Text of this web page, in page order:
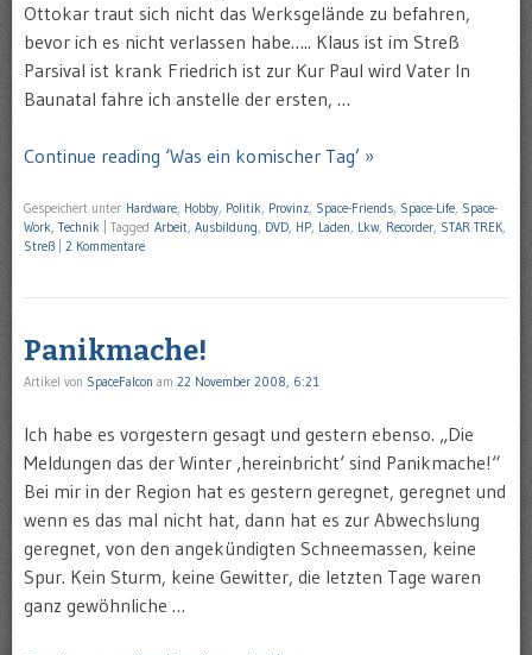
Ottokar traut sich nicht das Werksgelände zu befahren,
bevor ich es nicht verlassen habe….. Klaus ist im Streß
Parsival ist krank Friedrich ist zur Kur Paul wird Vater In
Baunatal fahre ich anstelle der ersten, …
Continue reading ‘Was ein komischer Tag’ »
Gespeichert unter Hardware, Hobby, Politik, Provinz, Space-Friends, Space-Life, Space-
Work, Technik Tagged Arbeit, Ausbildung, DVD, HP, Laden, Lkw, Recorder, STAR TREK,
Streß
2 Kommentare
Panikmache!
Artikel von SpaceFalcon am 22 November 2008, 6:21
Ich habe es vorgestern gesagt und gestern ebenso. „Die
Meldungen das der Winter ‚hereinbricht‘ sind Panikmache!“
Bei mir in der Region hat es gestern geregnet, geregnet und
wenn es das mal nicht hat, dann hat es zur Abwechslung
geregnet, von den angekündigten Schneemassen, keine
Spur. Kein Sturm, keine Gewitter, die letzten Tage waren
ganz gewöhnliche …